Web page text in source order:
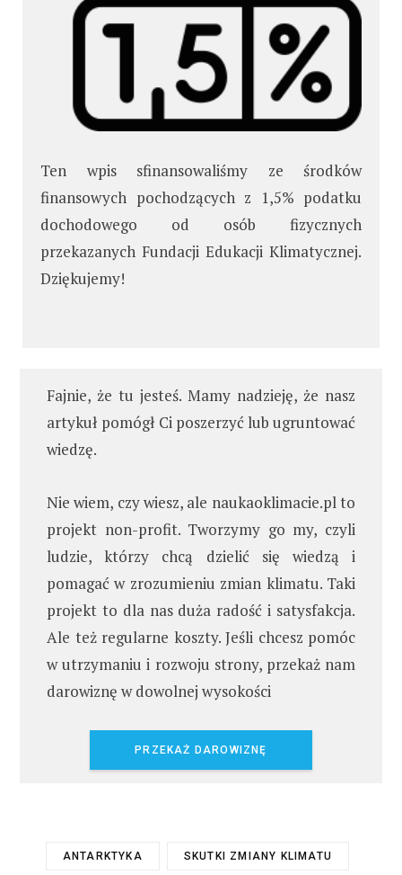
Ten wpis sfinansowaliśmy ze środków
finansowych pochodzących z 1,5% podatku
dochodowego od osób fizycznych
przekazanych Fundacji Edukacji Klimatycznej.
Dziękujemy!
Fajnie, że tu jesteś. Mamy nadzieję, że nasz
artykuł pomógł Ci poszerzyć lub ugruntować
wiedzę.
Nie wiem, czy wiesz, ale naukaoklimacie.pl to
projekt non-profit. Tworzymy go my, czyli
ludzie, którzy chcą dzielić się wiedzą i
pomagać w zrozumieniu zmian klimatu. Taki
projekt to dla nas duża radość i satysfakcja.
Ale też regularne koszty. Jeśli chcesz pomóc
w utrzymaniu i rozwoju strony, przekaż nam
darowiznę w dowolnej wysokości
PRZEKAŻ DAROWIZNĘ
ANTARKTYKA SKUTKI ZMIANY KLIMATU